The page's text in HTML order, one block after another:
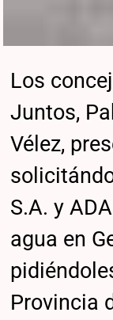
Los
Juntos,
Vélez,
S.A. y
agua en
Provincia